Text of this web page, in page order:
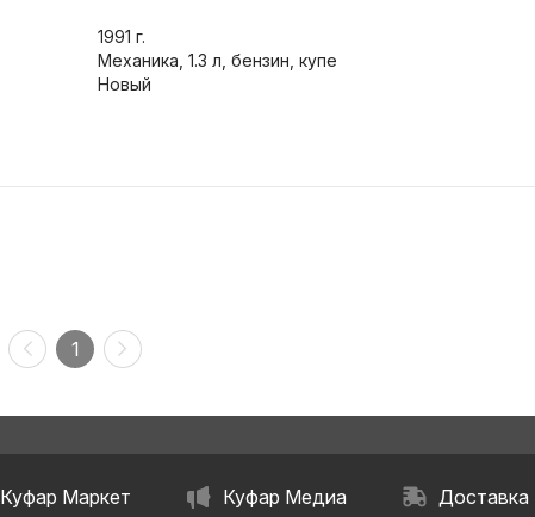
1991 г.
Механика, 1.3 л, бензин, купе
Новый
1
Куфар Маркет Куфар Медиа Доставка